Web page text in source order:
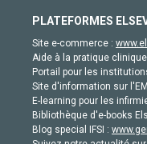
PLATEFORMES
Site e-commerce :
Aide à la pratique
Portail pour les
Site d'information sur
E-learning pour les
Bibliothèque d'e-books
Blog special IFSI :